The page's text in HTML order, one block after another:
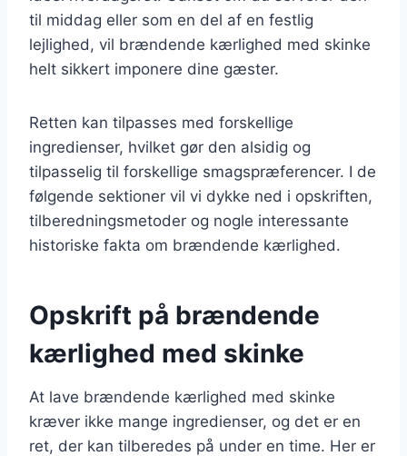
til middag eller som en del af en festlig
lejlighed, vil brændende kærlighed med skinke
helt sikkert imponere dine gæster.
Retten kan tilpasses med forskellige
ingredienser, hvilket gør den alsidig og
tilpasselig til forskellige smagspræferencer. I de
følgende sektioner vil vi dykke ned i opskriften,
tilberedningsmetoder og nogle interessante
historiske fakta om brændende kærlighed.
Opskrift på brændende
kærlighed med skinke
At lave brændende kærlighed med skinke
kræver ikke mange ingredienser, og det er en
ret, der kan tilberedes på under en time. Her er